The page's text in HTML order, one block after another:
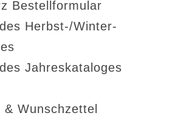
Bestellformular
Herbst-/Winter-
Jahreskataloges
Wunschzettel